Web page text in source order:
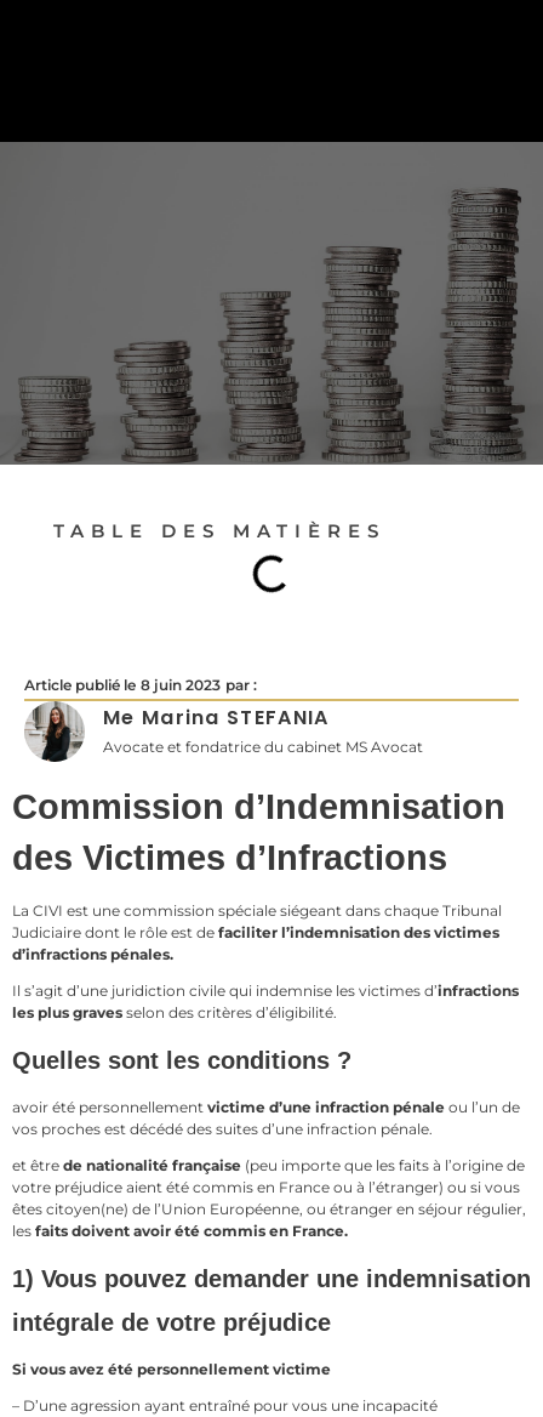
Article publié le 8 juin 2023 par :
Me Marina STEFANIA
Avocate et fondatrice du cabinet MS Avocat
Commission d’Indemnisation
des Victimes d’Infractions
La CIVI est une commission spéciale siégeant dans chaque Tribunal
Judiciaire dont le rôle est de faciliter l’indemnisation des victimes
d’infractions pénales.
Il s’agit d’une juridiction civile qui indemnise les victimes d’infractions
les plus graves selon des critères d’éligibilité.
Quelles sont les conditions ?
avoir été personnellement victime d’une infraction pénale ou l’un de
vos proches est décédé des suites d’une infraction pénale.
et être de nationalité française (peu importe que les faits à l’origine de
votre préjudice aient été commis en France ou à l’étranger) ou si vous
êtes citoyen(ne) de l’Union Européenne, ou étranger en séjour régulier,
les faits doivent avoir été commis en France.
1) Vous pouvez demander une indemnisation
intégrale de votre préjudice
Si vous avez été personnellement victime
– D’une agression ayant entraîné pour vous une incapacité
TABLE DES MATIÈRES